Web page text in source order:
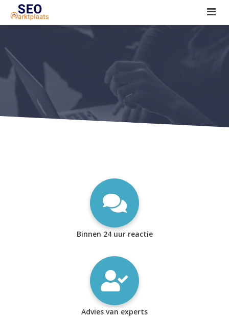
SEO tools reviews
Marketeer bij jou in de buurt?
Offerte
1. Seo voor beginners +
2. Onderzoeken +
Binnen 24 uur reactie
Advies van experts